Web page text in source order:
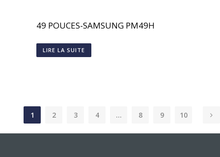
49 POUCES-SAMSUNG PM49H
LIRE LA SUITE
1 2 3 4 … 8 9 10